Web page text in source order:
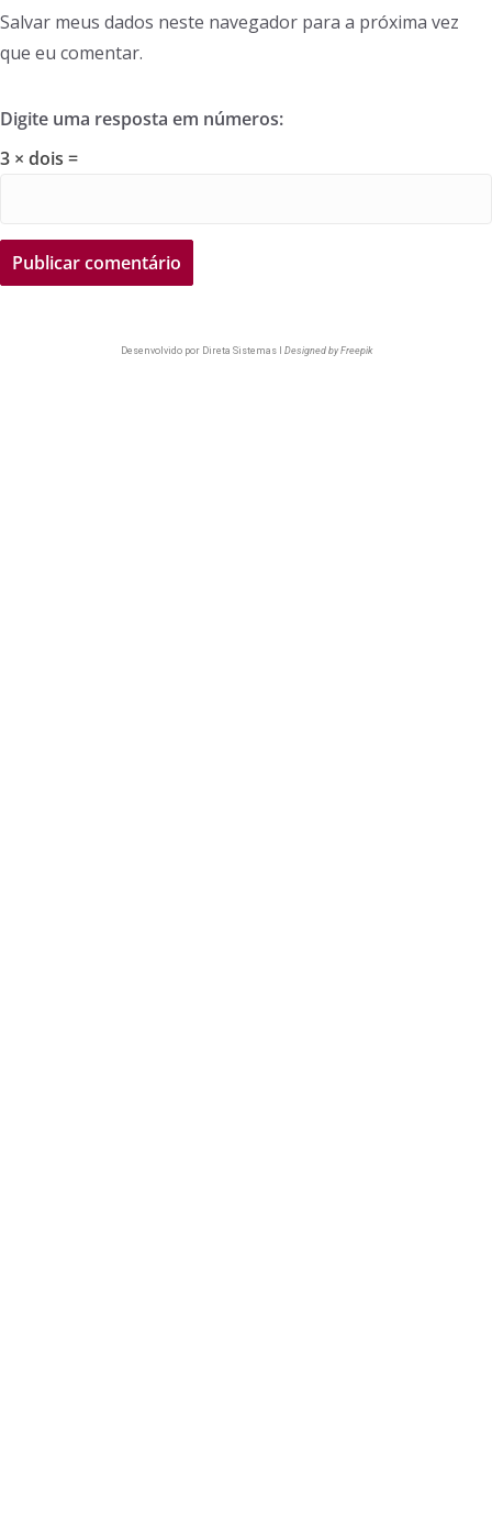
Salvar meus dados neste navegador para a próxima vez
que eu comentar.
Digite uma resposta em números:
3 × dois =
Desenvolvido por Direta Sistemas I Designed by Freepik